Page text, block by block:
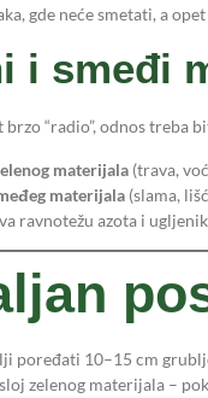
gde neće smetati, a
i smeđi
“radio”, odnos treba
materijala (trava,
materijala (slama,
ravnotežu azota i
poređati 10–15 cm
zelenog materijala –